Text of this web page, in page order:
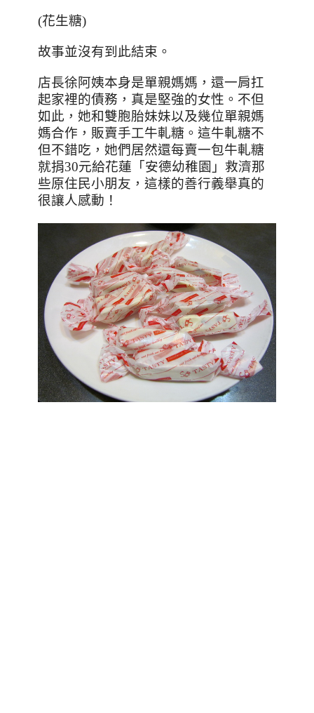
(花生糖)
故事並沒有到此結束 。
店長徐阿姨本身是單親媽媽 ，還一肩扛
起家裡的債務 ，真是堅強的女性。不但
如此，她和雙胞胎妹妹以及幾位單親媽
媽合作，販賣手工牛軋糖 。這牛軋糖不
但不錯吃，她們居然還每賣一包牛軋糖
就捐30元給花蓮 「安德幼稚園 」 救濟那
些原住民小朋友 ，這樣的善行義舉真的
很讓人感動！